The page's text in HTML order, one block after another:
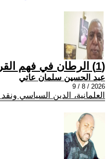
(1) الرطان في فهم القران.....7
عبد الحسين سلمان عاتي
2026 / 8 / 9
العلمانية، الدين السياسي